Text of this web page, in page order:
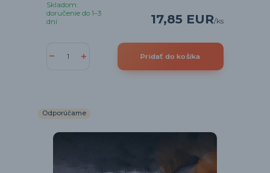
17,85 EUR/ks
Skladom:
doručenie do 1–3
dní
Pridať do košíka
Odporúčame